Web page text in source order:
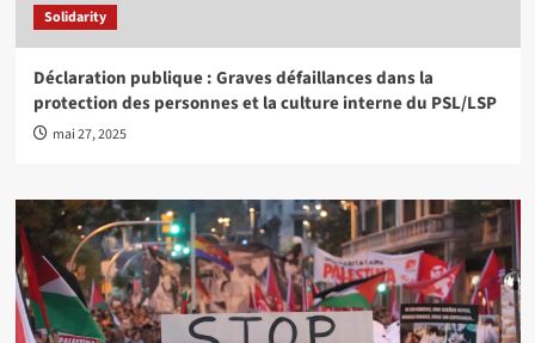
Solidarity
Déclaration publique : Graves défaillances dans la
protection des personnes et la culture interne du PSL/LSP
mai 27, 2025